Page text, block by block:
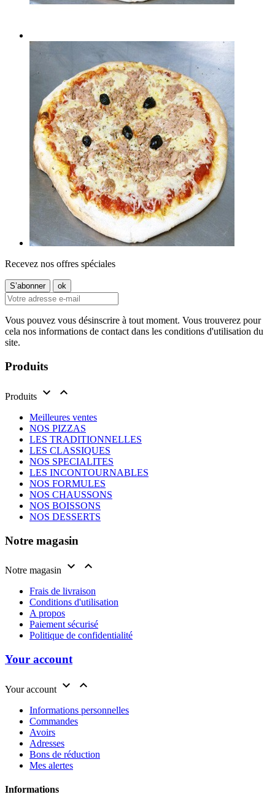
Recevez nos offres spéciales
Vous pouvez vous désinscrire à tout moment. Vous trouverez pour
cela nos informations de contact dans les conditions d'utilisation du
site.
Produits
Produits  
Meilleures ventes
NOS PIZZAS
LES TRADITIONNELLES
LES CLASSIQUES
NOS SPECIALITES
LES INCONTOURNABLES
NOS FORMULES
NOS CHAUSSONS
NOS BOISSONS
NOS DESSERTS
Notre magasin
Notre magasin  
Frais de livraison
Conditions d'utilisation
A propos
Paiement sécurisé
Politique de confidentialité
Your account
Your account  
Informations personnelles
Commandes
Avoirs
Adresses
Bons de réduction
Mes alertes
Informations